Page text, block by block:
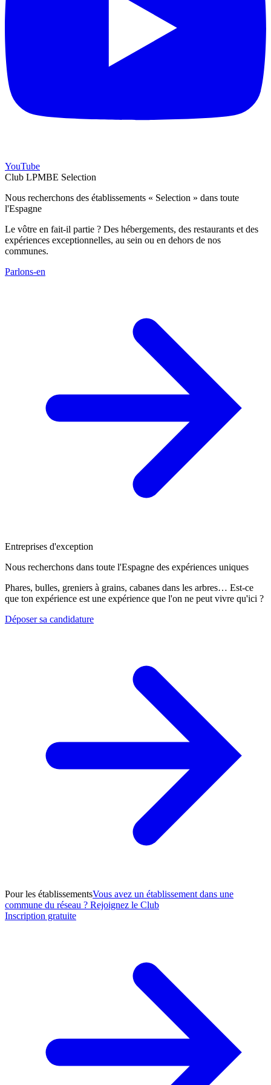
YouTube
Club LPMBE Selection
Nous recherchons des établissements « Selection » dans toute
l'Espagne
Le vôtre en fait-il partie ? Des hébergements, des restaurants et des
expériences exceptionnelles, au sein ou en dehors de nos
communes.
Parlons-en
Entreprises d'exception
Nous recherchons dans toute l'Espagne des expériences uniques
Phares, bulles, greniers à grains, cabanes dans les arbres… Est-ce
que ton expérience est une expérience que l'on ne peut vivre qu'ici ?
Déposer sa candidature
Pour les établissementsVous avez un établissement dans une
commune du réseau ? Rejoignez le Club
Inscription gratuite